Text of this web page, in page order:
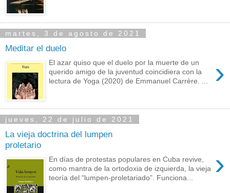
martes, 3 de agosto de 2021
Meditar el duelo
›
El azar quiso que el duelo por la muerte de un
querido amigo de la juventud coincidiera con la
lectura de Yoga (2020) de Emmanuel Carrère. ...
jueves, 22 de julio de 2021
La vieja doctrina del lumpen
proletario
›
En días de protestas populares en Cuba revive,
como mantra de la ortodoxia de izquierda, la vieja
teoría del “lumpen-proletariado”. Funciona...